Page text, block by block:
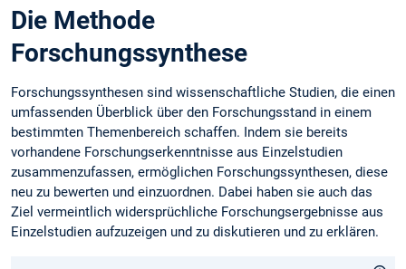
Die Methode
Forschungssynthese
Forschungssynthesen sind wissenschaftliche Studien, die einen
umfassenden Überblick über den Forschungsstand in einem
bestimmten Themenbereich schaffen. Indem sie bereits
vorhandene Forschungserkenntnisse aus Einzelstudien
zusammenzufassen, ermöglichen Forschungssynthesen, diese
neu zu bewerten und einzuordnen. Dabei haben sie auch das
Ziel vermeintlich widersprüchliche Forschungsergebnisse aus
Einzelstudien aufzuzeigen und zu diskutieren und zu erklären.